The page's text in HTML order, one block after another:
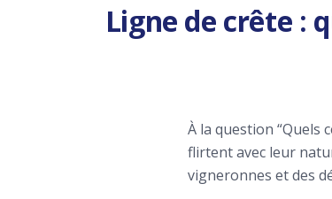
Ligne de crête :
À la question “Quels
flirtent avec leur
vigneronnes et des